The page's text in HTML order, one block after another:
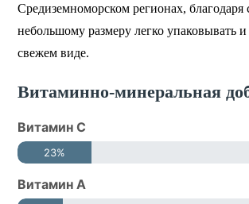
Средиземноморском регионах, благодаря
небольшому размеру легко упаковывать и
свежем виде.
Витаминно-минеральная
Витамин С
23%
Витамин A